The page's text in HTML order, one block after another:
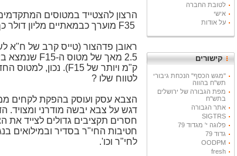
לטובת החברה
אישי
על אודות
קישורים
"מגש הכסף" הנכחת גיבורי
תש"ח בהווה
מפת הגבורה של ירושלים
בתש"ח
אתר הגבורה
SIGTRS
פלוגה י' מגדוד 79
גדוד 79
OODPM
fresh
הרצון להצטייד במטוסים
F35 מוערך כבמאתיים מליון דולר כך שהבקשה שלנו מארה"ב ל-
2.5 מאך של מטוס ה-
F15 שנמצא
ק"מ ויותר של F15). נכון, למטוס
לטווח שלו ?
הצבא עסק ועוסק בהפקת לקחים
דגש על צבא יבשה מודרני ומצויד.
חטיבות החי"ר בסדיר ובמילואים
לחי"ר וכו'.